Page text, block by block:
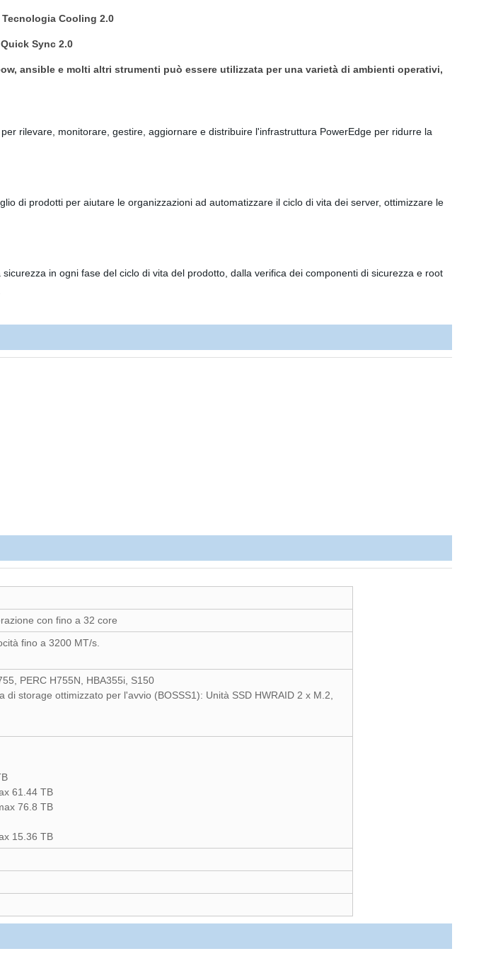
Cooling 2.0
Sync 2.0
ansible e molti altri strumenti può essere utilizzata per una varietà di ambienti operativi,
rilevare, monitorare, gestire, aggiornare e distribuire l'infrastruttura PowerEdge per ridurre la
di prodotti per aiutare le organizzazioni ad automatizzare il ciclo di vita dei server, ottimizzare le
in ogni fase del ciclo di vita del prodotto, dalla verifica dei componenti di sicurezza e root
con fino a 32 core
fino a 3200 MT/s.
PERC H755N, HBA355i, S150
storage ottimizzato per l'avvio (BOSSS1): Unità SSD HWRAID 2 x M.2,
61.44 TB
76.8 TB
15.36 TB